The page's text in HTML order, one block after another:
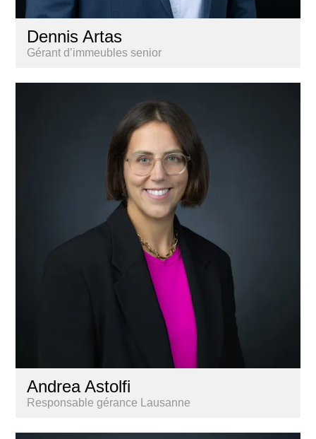
Dennis Artas
Gérant d’immeubles senior
Andrea Astolfi
Responsable gérance Lausanne